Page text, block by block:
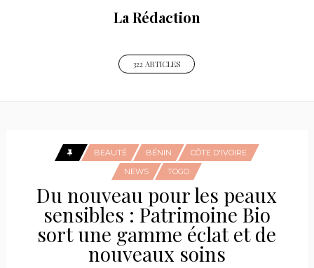
La Rédaction
322 ARTICLES
BEAUTÉ BÉNIN
CÔTE D'IVOIRE
NEWS
TOGO
Du nouveau pour les peaux
sensibles : Patrimoine Bio
sort une gamme éclat et de
nouveaux soins